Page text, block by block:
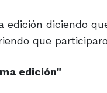
edición diciendo
que
edición"